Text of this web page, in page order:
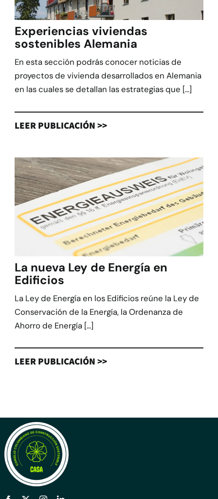
Experiencias viviendas
sostenibles Alemania
En esta sección podrás conocer noticias de
proyectos de vivienda desarrollados en Alemania
en las cuales se detallan las estrategias que [...]
LEER PUBLICACIÓN >>
La nueva Ley de Energía en
Edificios
La Ley de Energía en los Edificios reúne la Ley de
Conservación de la Energía, la Ordenanza de
Ahorro de Energía [...]
LEER PUBLICACIÓN >>